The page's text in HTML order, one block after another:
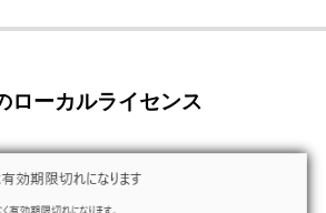
ローカルライセンス